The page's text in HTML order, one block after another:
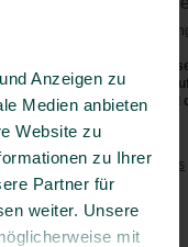
Anzeigen zu
Medien anbieten
Website zu
zu Ihrer
Partner für
weiter. Unsere
mit
der Einreise sind keine
aktuellen
bzgl. Covid-19, Polio etc.)
amt.de )
Impfungen:
Tetanus/Diphtherie/Pertussis
Polio
Masern
Hepatitis A